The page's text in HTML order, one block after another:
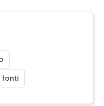
fonti